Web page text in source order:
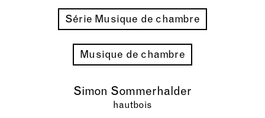
Série Musique de chambre
Musique de chambre
Simon Sommerhalder
hautbois